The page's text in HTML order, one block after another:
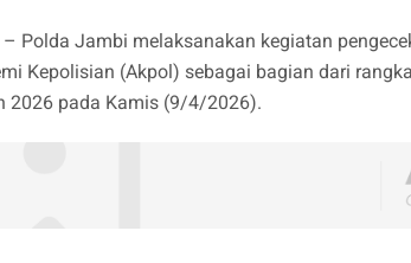
– Polda Jambi melaksanakan kegiatan
Kepolisian (Akpol) sebagai bagian dari
2026 pada Kamis (9/4/2026).